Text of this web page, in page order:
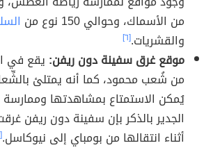
من الأسماك، وحوالي 150 نوع من
والقشريات.[٦]
موقع غرق سفينة دون ريفن: يقع في
من شُعب محمود، كما أنه يمتلئ
يُمكن الاستمتاع بمشاهدتها وممارسة
أثناء انتقالها من بومباي إلى نيوكاسل.[٧]